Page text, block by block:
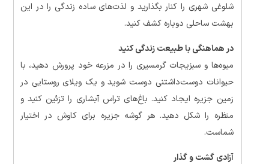
شلوغی شهری را کنار بگذارید و لذت‌های ساده زندگی را در این
بهشت ​​ساحلی دوباره کشف کنید.
در هماهنگی با طبیعت زندگی کنید
میوه‌ها و سبزیجات گرمسیری را در مزرعه خود پرورش دهید، با
حیوانات دوست‌داشتنی دوست شوید و یک ویلای روستایی در
زمین جزیره ایجاد کنید. باغ‌های تراس آبشاری را تزئین کنید و
منظره را شکل دهید. هر گوشه جزیره برای کاوش در اختیار
شماست.
آزادی گشت و گذار